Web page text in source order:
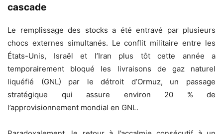
cascade
Le remplissage des stocks a été entravé par plusieurs
chocs externes simultanés. Le conflit militaire entre les
États-Unis, Israël et l’Iran plus tôt cette année a
temporairement bloqué les livraisons de gaz naturel
liquéfié (GNL) par le détroit d’Ormuz, un passage
stratégique qui assure environ 20 % de
l’approvisionnement mondial en GNL.